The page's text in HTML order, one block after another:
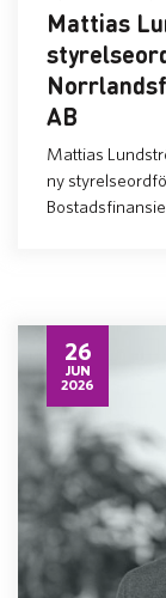
Mattias
AB
Mattias
ny
26
JUN
2026